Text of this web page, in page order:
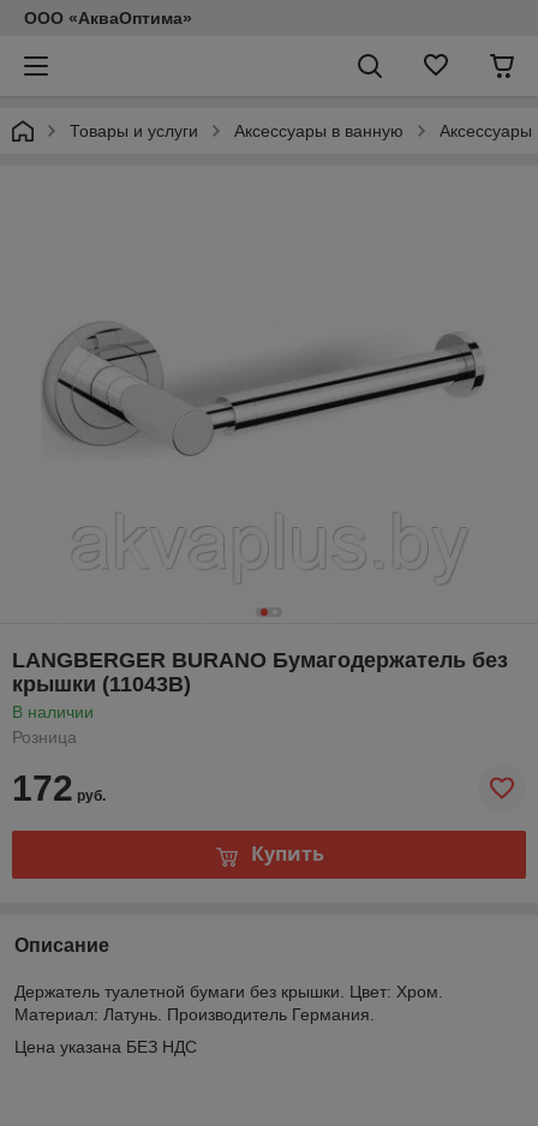
ООО «АкваОптима»
Товары и услуги Аксессуары в ванную
LANGBERGER BURANO Бумагодержатель без
крышки (11043В)
В наличии
Розница
172 руб.
Купить
Описание
Держатель туалетной бумаги без крышки. Цвет: Хром.
Материал: Латунь. Производитель Германия.
Цена указана БЕЗ НДС